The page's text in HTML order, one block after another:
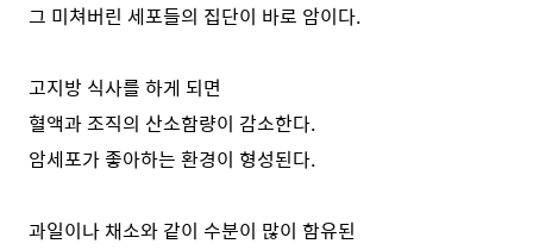
그 미쳐버린 세포들의 집단이 바로 암이다.
고지방 식사를 하게 되면
혈액과 조직의 산소함량이 감소한다.
암세포가 좋아하는 환경이 형성된다.
과일이나 채소와 같이 수분이 많이 함유된